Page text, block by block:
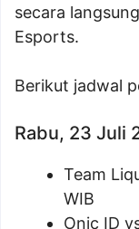
secara
Esports.
Berikut jadwal
Rabu, 23 Juli
Team
WIB
Onic ID